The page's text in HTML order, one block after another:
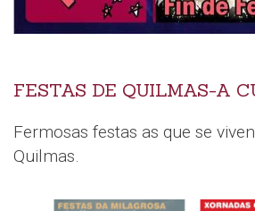
FESTAS DE QUILMAS-A
Fermosas festas as que se
Quilmas.